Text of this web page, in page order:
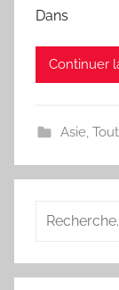
Dans
Continuer
Asie,
Recherche
: